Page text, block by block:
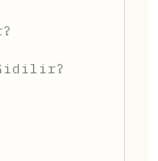
Gidilir?